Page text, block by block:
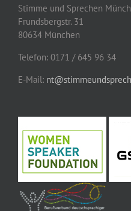
Stimme und Sprechen
Frundsbergstr. 31
80634 München
Telefon: 0171 / 645 96 34
E-Mail: